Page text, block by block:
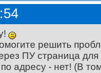
решить
ПУ страница для
адресу - нет! (В